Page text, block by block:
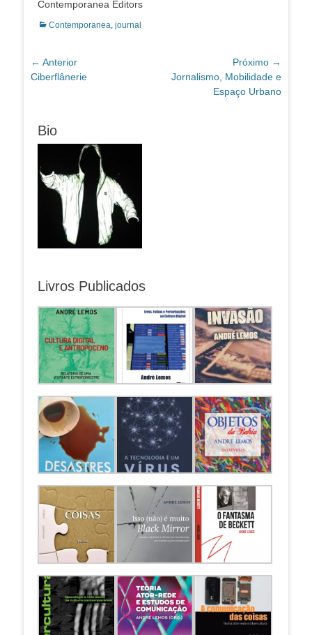
Contemporanea Editors
Categorias:
Contemporanea, journal
Navegação
de
← Anterior
Post
Ciberflânerie
Próximo →
Próximo
Jornalismo, Mobilidade e
Espaço Urbano
Bio
Livros Publicados